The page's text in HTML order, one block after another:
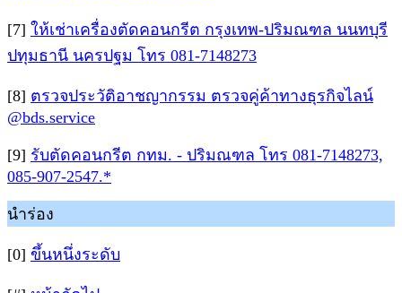
[7] ให้เช่าเครื่องตัดคอนกรีต กรุงเทพ-ปริมณฑล นนทบุรี
ปทุมธานี นครปฐม โทร 081-7148273
[8] ตรวจประวัติอาชญากรรม ตรวจคู่ค้าทางธุรกิจไลน์
@bds.service
[9] รับตัดคอนกรีต กทม. - ปริมณฑล โทร 081-7148273,
085-907-2547.*
นำร่อง
[0] ขึ้นหนึ่งระดับ